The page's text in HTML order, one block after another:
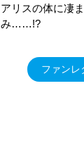
アリスの体に凄
み……!?
ファンレ